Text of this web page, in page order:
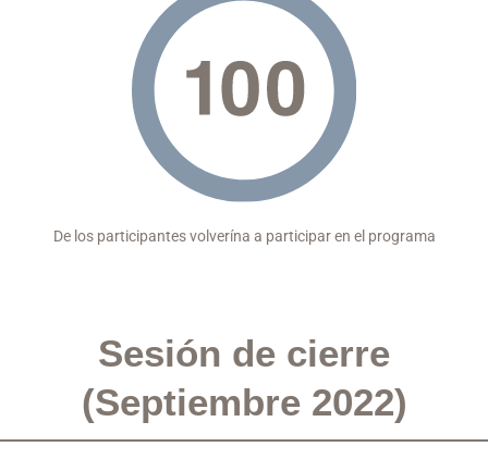
De los participantes volverína a participar en el programa
Sesión de cierre
(Septiembre 2022)